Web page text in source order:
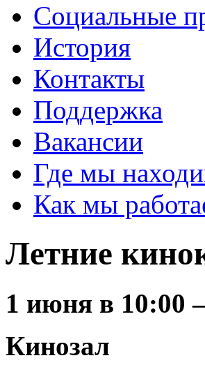
Социальные
История
Контакты
Поддержка
Вакансии
Где мы
Как мы
Летние
1 июня в 10:00
Кинозал